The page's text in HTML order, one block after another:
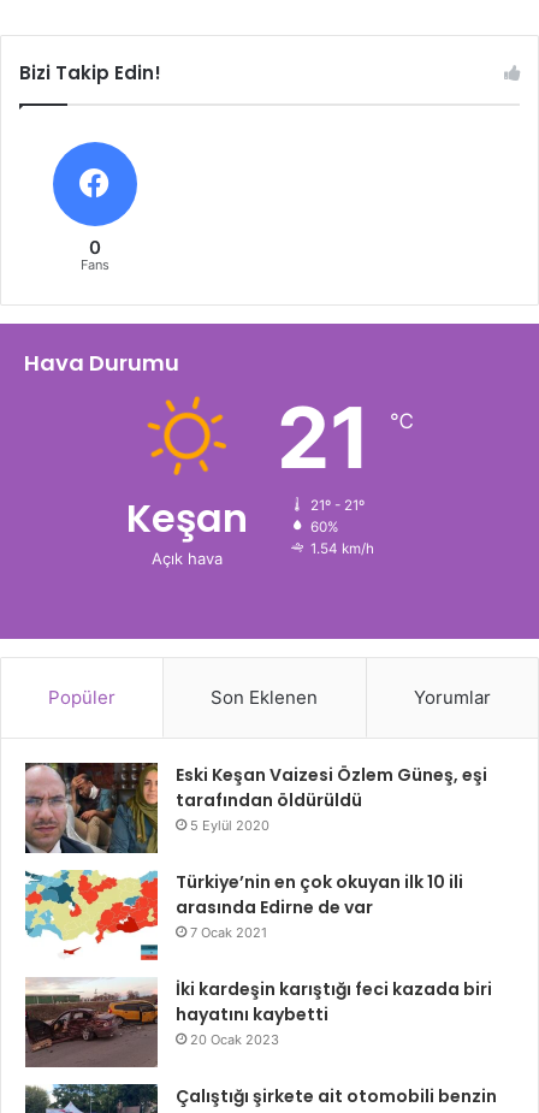
Bizi Takip Edin!
0
Fans
Hava Durumu
Keşan
Açık hava
21 ℃
21º - 21º
60%
1.54 km/h
Popüler Son Eklenen Yorumlar
Eski Keşan Vaizesi Özlem Güneş, eşi
tarafından öldürüldü
5 Eylül 2020
Türkiye’nin en çok okuyan ilk 10 ili
arasında Edirne de var
7 Ocak 2021
İki kardeşin karıştığı feci kazada biri
hayatını kaybetti
20 Ocak 2023
Çalıştığı şirkete ait otomobili benzin